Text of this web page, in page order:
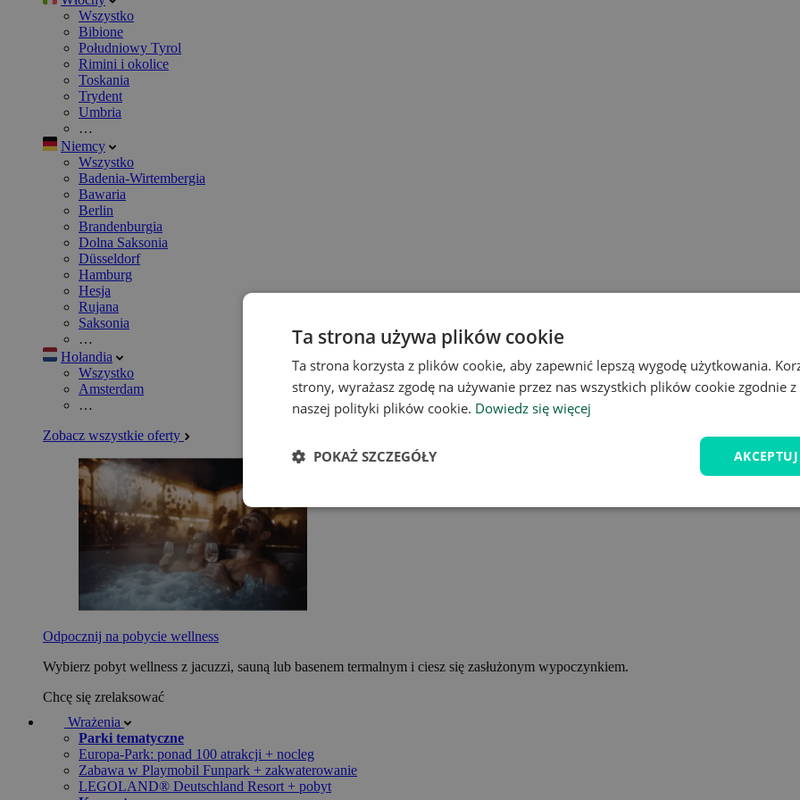
Wszystko
Bibione
Południowy Tyrol
Rimini i okolice
Toskania
Trydent
Umbria
…
Niemcy
Wszystko
Badenia-Wirtembergia
Bawaria
Berlin
Brandenburgia
Dolna Saksonia
Düsseldorf
Hamburg
Hesja
Rujana
Saksonia
…
Holandia
Wszystko
Amsterdam
…
Zobacz wszystkie oferty
Odpocznij na pobycie wellness
Wybierz pobyt wellness z jacuzzi, sauną lub basenem termalnym i ciesz się zasłużonym wypoczynkiem.
Chcę się zrelaksować
Wrażenia
Parki tematyczne
Europa-Park: ponad 100 atrakcji + nocleg
Zabawa w Playmobil Funpark + zakwaterowanie
LEGOLAND® Deutschland Resort + pobyt
Ta strona używa plików cookie
Ta strona korzysta z plików cookie, aby zapewnić lepszą wygodę użytkowania.
strony, wyrażasz zgodę na używanie przez nas wszystkich plików cookie zgodnie
naszej polityki plików cookie. Dowiedz się więcej
POKAŻ SZCZEGÓŁY